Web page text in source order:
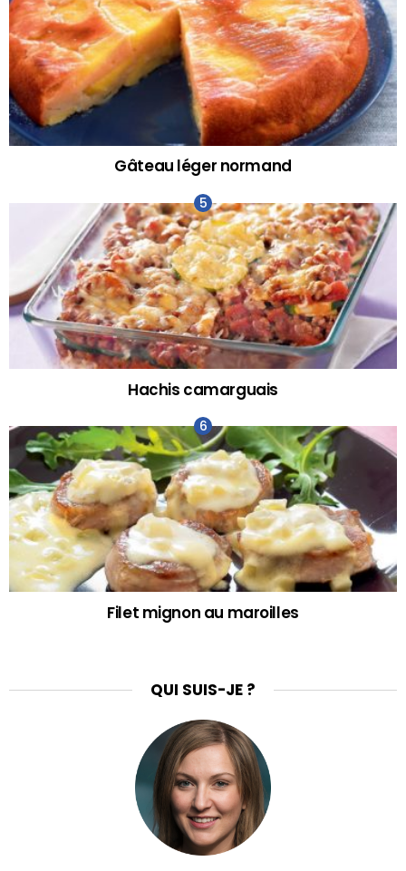
Gâteau léger normand
Hachis camarguais
Filet mignon au maroilles
QUI SUIS-JE ?